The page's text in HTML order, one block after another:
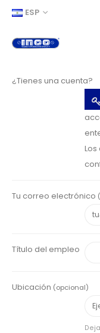
ESP
¿Tienes una cuenta?
Tu correo electrónico
Título del empleo
Ubicación (opcional)